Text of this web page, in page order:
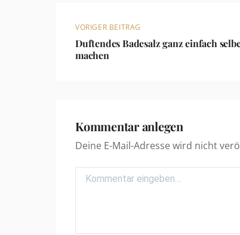
VORIGER BEITRAG
Duftendes Badesalz ganz einfach
machen
Kommentar anlegen
Deine E-Mail-Adresse wird nicht
Comment